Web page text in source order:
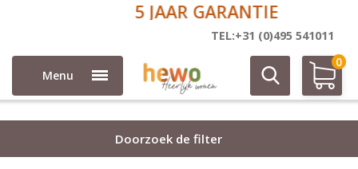
5 JAAR GARANTIE
TEL:+31 (0)495 541011
Menu
0
Rolgordijn stoffen
Doorzoek de filter